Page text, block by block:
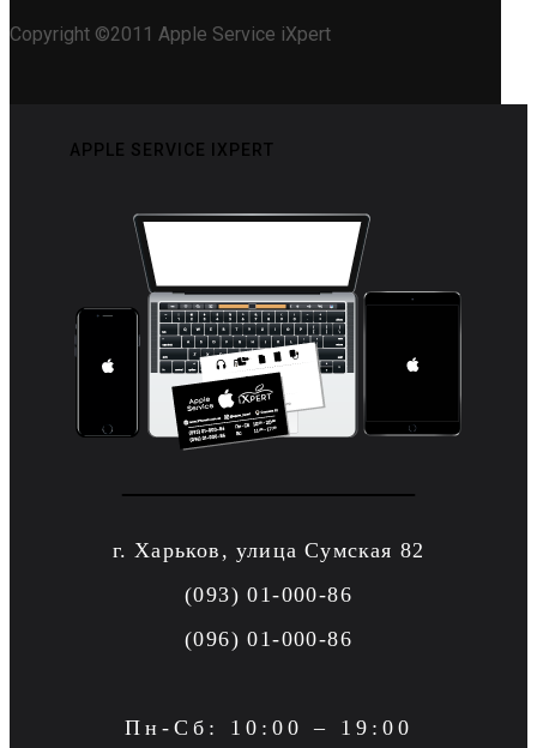
Copyright ©2011 Apple Service iXpert
APPLE SERVICE IXPERT
г. Харьков, улица Сумская 82
(093) 01-000-86
(096) 01-000-86
Пн-Сб: 10:00 – 19:00